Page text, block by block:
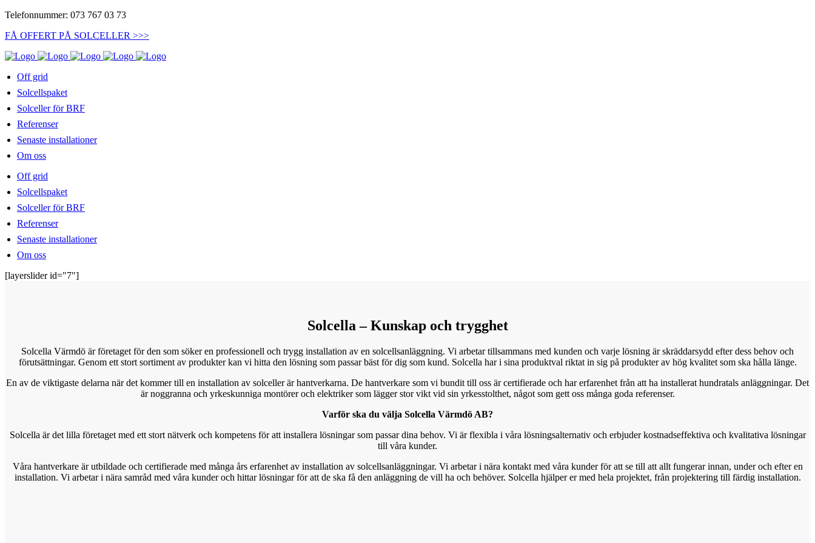
Telefonnummer: 073 767 03 73
FÅ OFFERT PÅ SOLCELLER >>>
Off grid
Solcellspaket
Solceller för BRF
Referenser
Senaste installationer
Om oss
Off grid
Solcellspaket
Solceller för BRF
Referenser
Senaste installationer
Om oss
[layerslider id="7"]
Solcella – Kunskap och trygghet
Solcella Värmdö är företaget för den som söker en professionell och trygg installation av en solcellsanläggning. Vi arbetar tillsammans med kunden och varje lösning är skräddarsydd efter dess behov och
förutsättningar. Genom ett stort sortiment av produkter kan vi hitta den lösning som passar bäst för dig som kund. Solcella har i sina produktval riktat in sig på produkter av hög kvalitet som ska hålla länge.
En av de viktigaste delarna när det kommer till en installation av solceller är hantverkarna. De hantverkare som vi bundit till oss är certifierade och har erfarenhet från att ha installerat hundratals anläggningar. Det
är noggranna och yrkeskunniga montörer och elektriker som lägger stor vikt vid sin yrkesstolthet, något som gett oss många goda referenser.
Varför ska du välja Solcella Värmdö AB?
Solcella är det lilla företaget med ett stort nätverk och kompetens för att installera lösningar som passar dina behov. Vi är flexibla i våra lösningsalternativ och erbjuder kostnadseffektiva och kvalitativa lösningar
till våra kunder.
Våra hantverkare är utbildade och certifierade med många års erfarenhet av installation av solcellsanläggningar. Vi arbetar i nära kontakt med våra kunder för att se till att allt fungerar innan, under och efter en
installation. Vi arbetar i nära samråd med våra kunder och hittar lösningar för att de ska få den anläggning de vill ha och behöver. Solcella hjälper er med hela projektet, från projektering till färdig installation.